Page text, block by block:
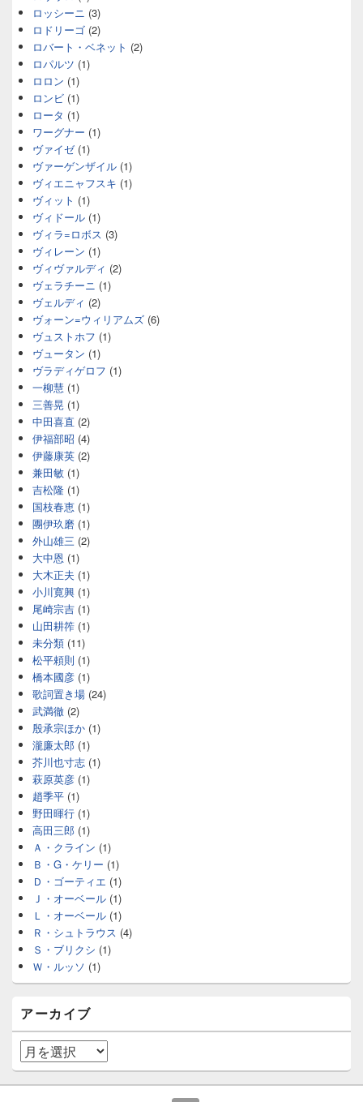
ロッシーニ (3)
ロドリーゴ (2)
ロバート・ベネット (2)
ロパルツ (1)
ロロン (1)
ロンビ (1)
ロータ (1)
ワーグナー (1)
ヴァイゼ(1)
ヴァーゲンザイル (1)
ヴィエニャフスキ (1)
ヴィット (1)
ヴィドール (1)
ヴィラ=ロボス (3)
ヴィレーン (1)
ヴィヴァルディ (2)
ヴェラチーニ (1)
ヴェルディ (2)
ヴォーン=ウィリアムズ (6)
ヴュストホフ (1)
ヴュータン (1)
ヴラディゲロフ (1)
一柳慧 (1)
三善晃 (1)
中田喜直 (2)
伊福部昭 (4)
伊藤康英 (2)
兼田敏 (1)
吉松隆 (1)
国枝春恵 (1)
團伊玖磨 (1)
外山雄三 (2)
大中恩 (1)
大木正夫 (1)
小川寛興 (1)
尾崎宗吉 (1)
山田耕筰 (1)
未分類 (11)
松平頼則 (1)
橋本國彦 (1)
歌詞置き場 (24)
武満徹 (2)
殷承宗ほか (1)
瀧廉太郎 (1)
芥川也寸志 (1)
萩原英彦 (1)
趙季平 (1)
野田暉行 (1)
高田三郎 (1)
Ａ・クライン (1)
Ｂ・G・ケリー (1)
Ｄ・ゴーティエ (1)
Ｊ・オーベール (1)
Ｌ・オーベール (1)
Ｒ・シュトラウス (4)
Ｓ・ブリクシ (1)
Ｗ・ルッソ (1)
アーカイブ
ア
ー
カ